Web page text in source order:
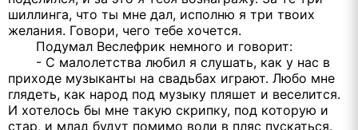
шиллинга, что ты мне дал, исполню я три твоих
желания. Говори, чего тебе хочется.
Подумал Веслефрик немного и говорит:
- С малолетства любил я слушать, как у нас в
приходе музыканты на свадьбах играют. Любо мне
глядеть, как народ под музыку пляшет и веселится.
И хотелось бы мне такую скрипку, под которую и
стар, и млад будут помимо воли в пляс пускаться.